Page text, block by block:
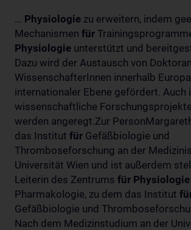
... Physiologie zu erweitern, indem
Mechanismen für
Physiologie unterstützt und
Dazu wird der Austausch von
WissenschafterInnen innerhalb
internationaler Ebene gefördert. Auch
wissenschaftliche
werden angeregt.Zur
das Institut für Gefäßbiologie und
Thromboseforschung an der
Universität Wien und ist außerdem
Leiterin des Zentrums für Physiologie
Pharmakologie, zu dem das Institut
Gefäßbiologie und
Nach dem Medizinstudium an der